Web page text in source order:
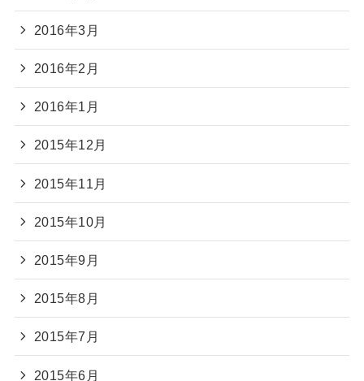
2016年3月
2016年2月
2016年1月
2015年12月
2015年11月
2015年10月
2015年9月
2015年8月
2015年7月
2015年6月